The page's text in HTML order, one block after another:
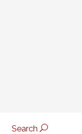
Search